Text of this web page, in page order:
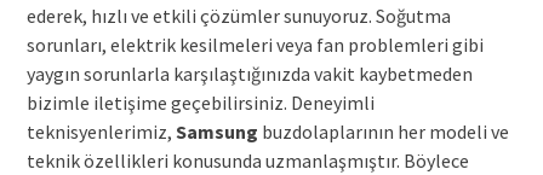
ederek, hızlı ve etkili çözümler sunuyoruz. Soğutma
sorunları, elektrik kesilmeleri veya fan problemleri gibi
yaygın sorunlarla karşılaştığınızda vakit kaybetmeden
bizimle iletişime geçebilirsiniz. Deneyimli
teknisyenlerimiz, Samsung buzdolaplarının her modeli ve
teknik özellikleri konusunda uzmanlaşmıştır. Böylece